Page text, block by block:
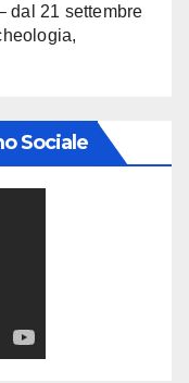
dal 21 settembre
Sociale